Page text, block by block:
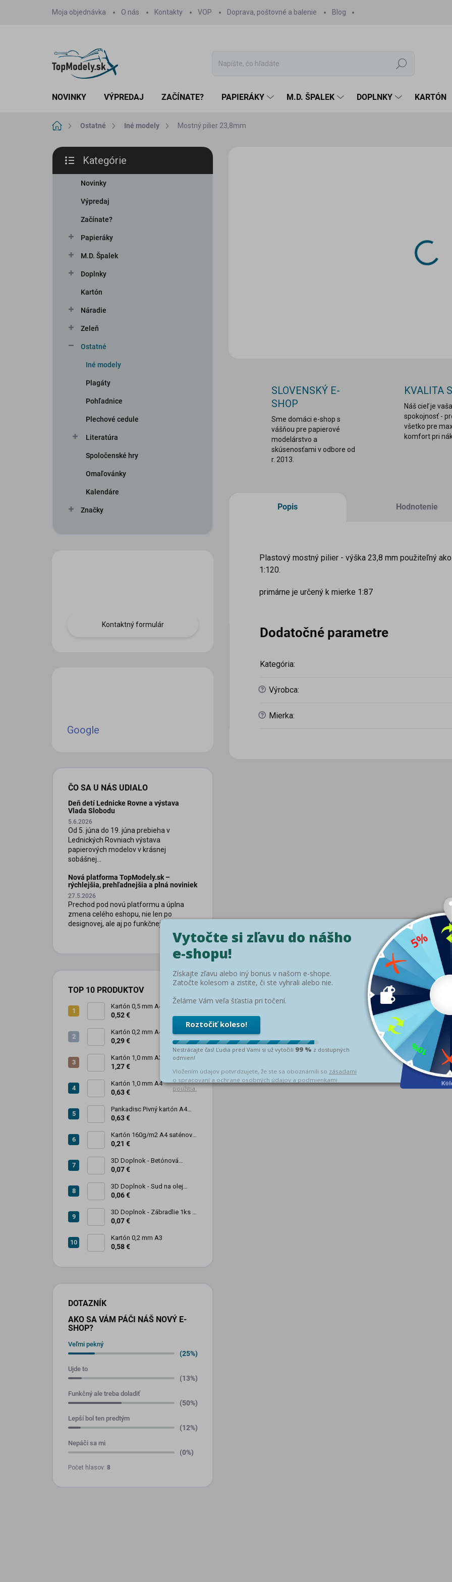
Moja objednávka O nás Kontakty VOP Doprava, poštovné a balenie Blog
Hľadať
NOVINKY VÝPREDAJ ZAČÍNATE? PAPIERÁKY M.D. ŠPALEK DOPLNKY KARTÓN
DomovOstatné Iné modely Mostný pilier 23,8mm
B
č
kategórie
Kategórie
Novinky
Výpredaj
Začínate?
Papieráky
M.D. Špalek
Doplnky
Kartón
Náradie
Zeleň
Ostatné
Iné modely
Plagáty
Pohľadnice
Plechové cedule
Literatúra
Spoločenské hry
Omaľovánky
Kalendáre
Značky
Kontaktný formulár
Google
ČO SA U NÁS UDIALO
Deň detí Lednicke Rovne a výstava
Vlada Slobodu
5.6.2026
Od 5. júna do 19. júna prebieha v
Lednických Rovniach výstava
papierových modelov v krásnej
sobášnej...
Nová platforma TopModely.sk –
rýchlejšia, prehľadnejšia a plná noviniek
27.5.2026
Prechod pod novú platformu a úplna
zmena celého eshopu, nie len po
designovej, ale aj po funkčnej stránke.
TOP 10 PRODUKTOV
Kartón 0,5 mm A4
0,52 €
Kartón 0,2 mm A4
0,29 €
Kartón 1,0 mm A3
1,27 €
Kartón 1,0 mm A4
0,63 €
Pankadisc Pivný kartón A4
1mm 420g
0,63 €
Kartón 160g/m2 A4 saténový
biely povrch
0,21 €
3D Doplnok - Betónová
zábrana 1ks
0,07 €
3D Doplnok - Sud na olej
kovový 250L - 1ks
0,06 €
3D Doplnok - Zábradlie 1ks +
stojan 2ks
0,07 €
Kartón 0,2 mm A3
0,58 €
DOTAZNÍK
AKO SA VÁM PÁČI NÁŠ NOVÝ E-
SHOP?
Veľmi pekný
(25%)
Ujde to
(13%)
Funkčný ale treba doladiť
(50%)
Lepší bol ten predtým
(12%)
Nepáči sa mi
(0%)
Počet hlasov: 8
SLOVENSKÝ E-
SHOP
Sme domáci e-shop s
vášňou pre papierové
modelárstvo a
skúsenosťami v odbore od
r. 2013.
KVALITA
Náš cieľ je vaša
spokojnosť -
všetko pre
komfort pri
Popis Hodnotenie
Plastový mostný pilier - výška 23,8 mm použiteľný
1:120.
primárne je určený k mierke 1:87
Dodatočné parametre
Kategória:
? Výrobca:
? Mierka: